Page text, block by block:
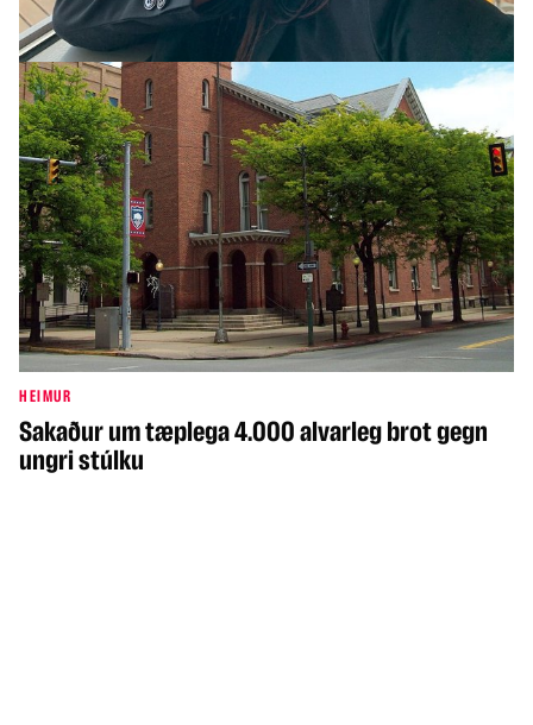
HEIMUR
Sakaður um tæplega 4.000 alvarleg brot gegn
ungri stúlku